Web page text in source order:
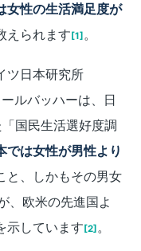
女性の生活満足度が
えられます [1] 。
ツ日本研究所
ルバッハーは、日
国民生活選好度調
では女性が男性より
と、しかもその男女
、欧米の先進国よ
示しています [2] 。